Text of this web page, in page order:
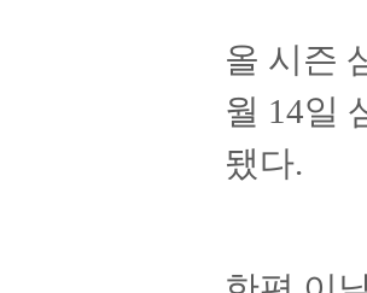
올 시즌
월 14일
됐다.